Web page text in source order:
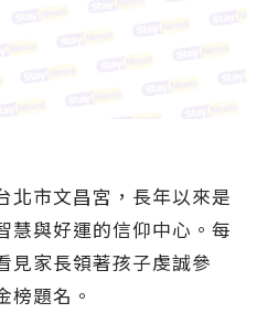
北市文昌宮，長年以來是
慧與好運的信仰中心。每
見家長領著孩子虔誠參
榜題名。